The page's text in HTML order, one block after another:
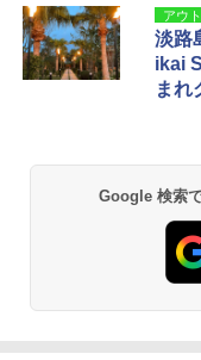
アウ
淡路
ikai
まれ
Google 検索